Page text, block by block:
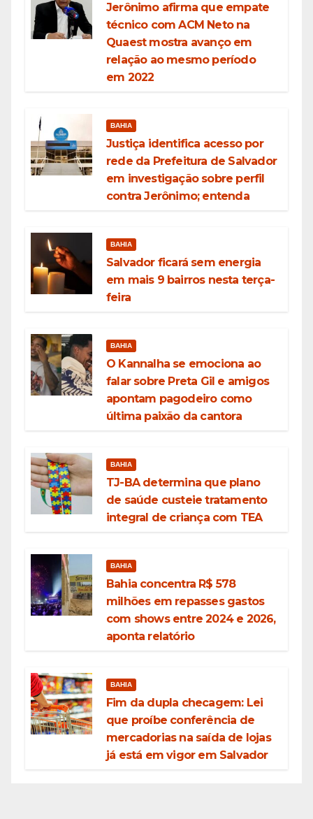
Jerônimo afirma que empate
técnico com ACM Neto na
Quaest mostra avanço em
relação ao mesmo período
em 2022
BAHIA
Justiça identifica acesso por
rede da Prefeitura de Salvador
em investigação sobre perfil
contra Jerônimo; entenda
BAHIA
Salvador ficará sem energia
em mais 9 bairros nesta terça-
feira
BAHIA
O Kannalha se emociona ao
falar sobre Preta Gil e amigos
apontam pagodeiro como
última paixão da cantora
BAHIA
TJ-BA determina que plano
de saúde custeie tratamento
integral de criança com TEA
BAHIA
Bahia concentra R$ 578
milhões em repasses gastos
com shows entre 2024 e 2026,
aponta relatório
BAHIA
Fim da dupla checagem: Lei
que proíbe conferência de
mercadorias na saída de lojas
já está em vigor em Salvador